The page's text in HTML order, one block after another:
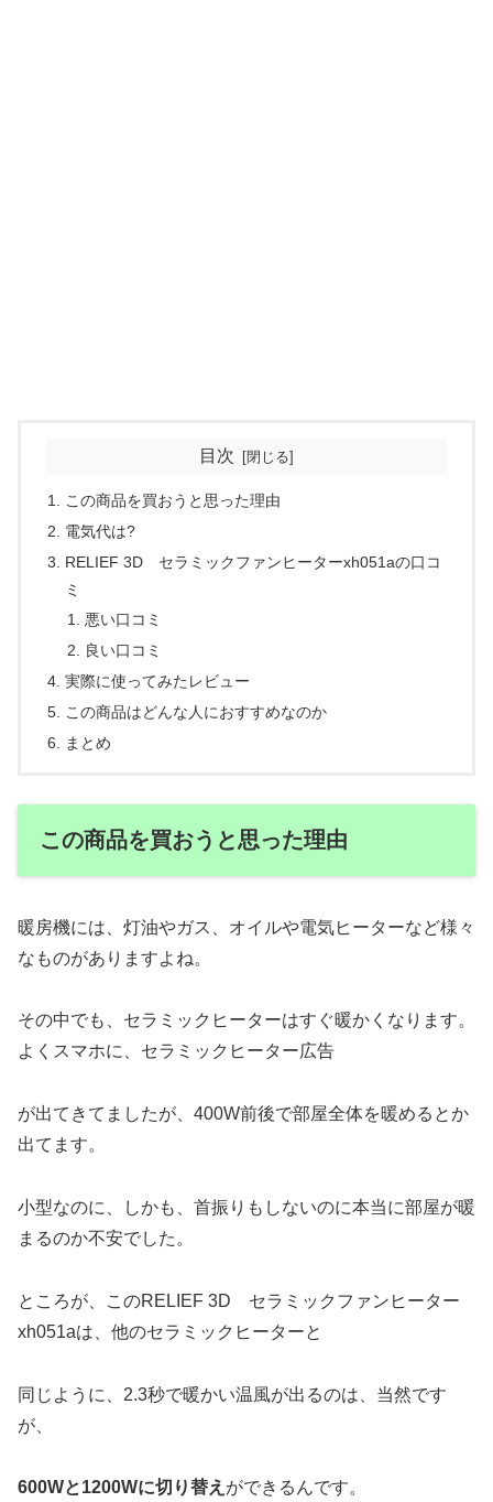
目次
この商品を買おうと思った理由
電気代は?
RELIEF 3D セラミックファンヒーターxh051aの口コ
ミ
悪い口コミ
良い口コミ
実際に使ってみたレビュー
この商品はどんな人におすすめなのか
まとめ
この商品を買おうと思った理由
暖房機には、灯油やガス、オイルや電気ヒーターなど様々
なものがありますよね。
その中でも、セラミックヒーターはすぐ暖かくなります。
よくスマホに、セラミックヒーター広告
が出てきてましたが、400W前後で部屋全体を暖めるとか
出てます。
小型なのに、しかも、首振りもしないのに本当に部屋が暖
まるのか不安でした。
ところが、このRELIEF 3D セラミックファンヒーター
xh051aは、他のセラミックヒーターと
同じように、2.3秒で暖かい温風が出るのは、当然です
が、
600Wと1200Wに切り替え ができるんです。